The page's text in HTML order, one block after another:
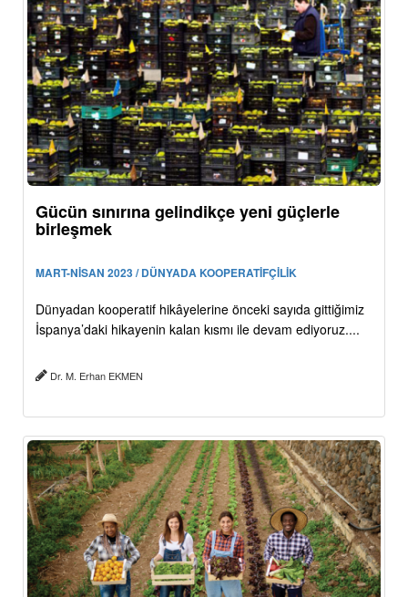
Gücün sınırına gelindikçe yeni güçlerle
birleşmek
MART-NİSAN 2023 / DÜNYADA KOOPERATİFÇİLİK
Dünyadan kooperatif hikâyelerine önceki sayıda gittiğimiz
İspanya’daki hikayenin kalan kısmı ile devam ediyoruz....
Dr. M. Erhan EKMEN